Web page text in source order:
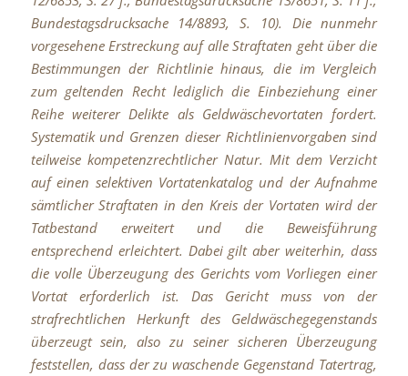
Bundestagsdrucksache 14/8893, S. 10). Die nunmehr
vorgesehene Erstreckung auf alle Straftaten geht über die
Bestimmungen der Richtlinie hinaus, die im Vergleich
zum geltenden Recht lediglich die Einbeziehung einer
Reihe weiterer Delikte als Geldwäschevortaten fordert.
Systematik und Grenzen dieser Richtlinienvorgaben sind
teilweise kompetenzrechtlicher Natur. Mit dem Verzicht
auf einen selektiven Vortatenkatalog und der Aufnahme
sämtlicher Straftaten in den Kreis der Vortaten wird der
Tatbestand erweitert und die Beweisführung
entsprechend erleichtert. Dabei gilt aber weiterhin, dass
die volle Überzeugung des Gerichts vom Vorliegen einer
Vortat erforderlich ist. Das Gericht muss von der
strafrechtlichen Herkunft des Geldwäschegegenstands
überzeugt sein, also zu seiner sicheren Überzeugung
feststellen, dass der zu waschende Gegenstand Tatertrag,